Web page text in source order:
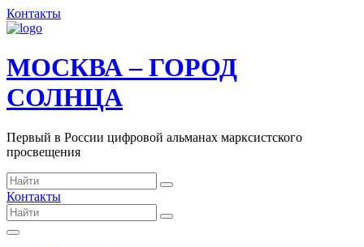
Контакты
МОСКВА – ГОРОД
СОЛНЦА
Первый в России цифровой альманах марксистского
просвещения
Контакты